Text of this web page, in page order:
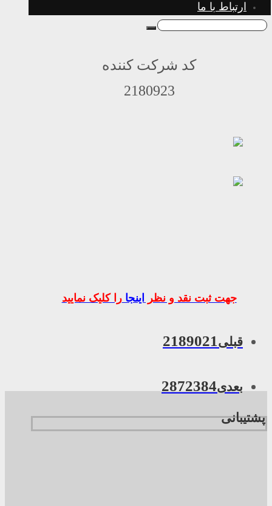
ارتباط با ما
کد شرکت کننده
2180923
جهت ثبت نقد و نظر اینجارا کلیک نمایید
قبلی2189021
بعدی2872384
پشتیبانی